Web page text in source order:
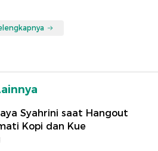
Syahrini saat Hangout
Kopi dan Kue